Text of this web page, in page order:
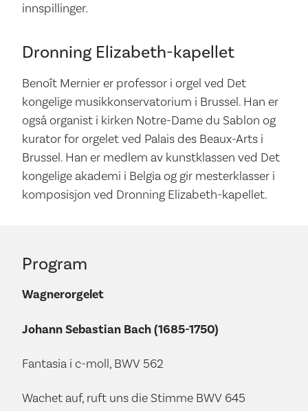
innspillinger.
Dronning Elizabeth-kapellet
Benoît Mernier er professor i orgel ved Det
kongelige musikkonservatorium i Brussel. Han er
også organist i kirken Notre-Dame du Sablon og
kurator for orgelet ved Palais des Beaux-Arts i
Brussel. Han er medlem av kunstklassen ved Det
kongelige akademi i Belgia og gir mesterklasser i
komposisjon ved Dronning Elizabeth-kapellet.
Program
Wagnerorgelet
Johann Sebastian Bach (1685-1750)
Fantasia i c-moll, BWV 562
Wachet auf, ruft uns die Stimme BWV 645